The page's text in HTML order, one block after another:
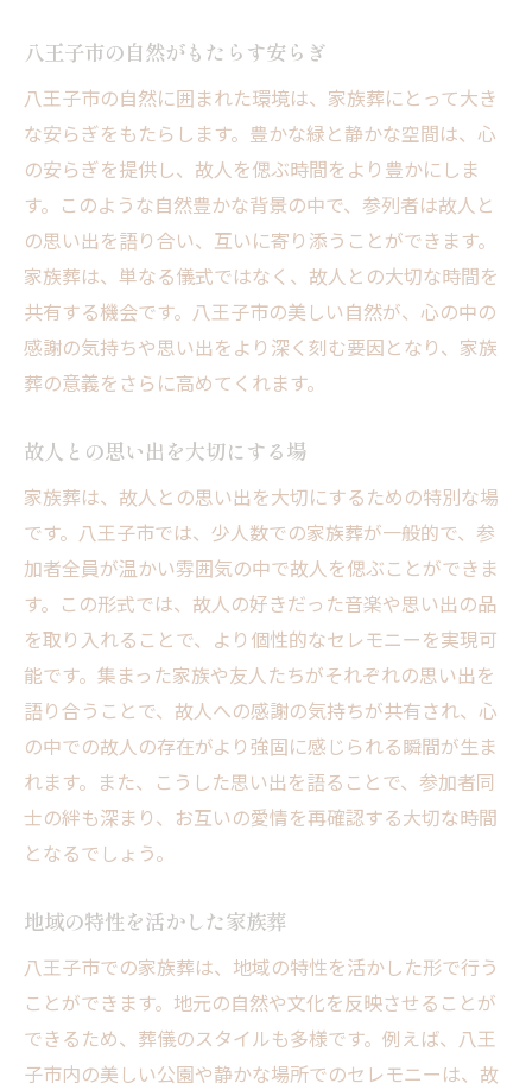
八王子市の自然がもたらす安らぎ
八王子市の自然に囲まれた環境は、家族葬にとって大き
な安らぎをもたらします。豊かな緑と静かな空間は、心
の安らぎを提供し、故人を偲ぶ時間をより豊かにしま
す。このような自然豊かな背景の中で、参列者は故人と
の思い出を語り合い、互いに寄り添うことができます。
家族葬は、単なる儀式ではなく、故人との大切な時間を
共有する機会です。八王子市の美しい自然が、心の中の
感謝の気持ちや思い出をより深く刻む要因となり、家族
葬の意義をさらに高めてくれます。
故人との思い出を大切にする場
家族葬は、故人との思い出を大切にするための特別な場
です。八王子市では、少人数での家族葬が一般的で、参
加者全員が温かい雰囲気の中で故人を偲ぶことができま
す。この形式では、故人の好きだった音楽や思い出の品
を取り入れることで、より個性的なセレモニーを実現可
能です。集まった家族や友人たちがそれぞれの思い出を
語り合うことで、故人への感謝の気持ちが共有され、心
の中での故人の存在がより強固に感じられる瞬間が生ま
れます。また、こうした思い出を語ることで、参加者同
士の絆も深まり、お互いの愛情を再確認する大切な時間
となるでしょう。
地域の特性を活かした家族葬
八王子市での家族葬は、地域の特性を活かした形で行う
ことができます。地元の自然や文化を反映させることが
できるため、葬儀のスタイルも多様です。例えば、八王
子市内の美しい公園や静かな場所でのセレモニーは、故